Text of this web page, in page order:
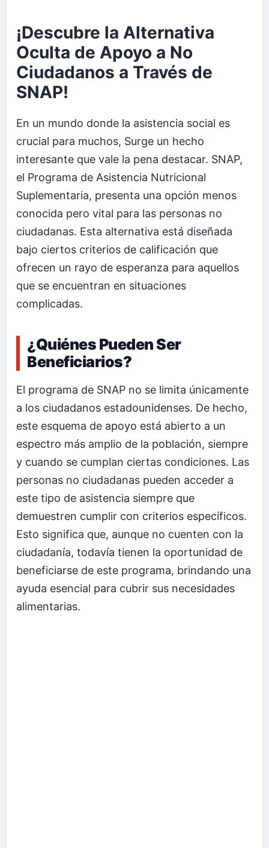
¡Descubre la Alternativa
Oculta de Apoyo a No
Ciudadanos a Través de
SNAP!
En un mundo donde la asistencia social es
crucial para muchos, Surge un hecho
interesante que vale la pena destacar. SNAP,
el Programa de Asistencia Nutricional
Suplementaria, presenta una opción menos
conocida pero vital para las personas no
ciudadanas. Esta alternativa está diseñada
bajo ciertos criterios de calificación que
ofrecen un rayo de esperanza para aquellos
que se encuentran en situaciones
complicadas.
¿Quiénes Pueden Ser
Beneficiarios?
El programa de SNAP no se limita únicamente
a los ciudadanos estadounidenses. De hecho,
este esquema de apoyo está abierto a un
espectro más amplio de la población, siempre
y cuando se cumplan ciertas condiciones. Las
personas no ciudadanas pueden acceder a
este tipo de asistencia siempre que
demuestren cumplir con criterios específicos.
Esto significa que, aunque no cuenten con la
ciudadanía, todavía tienen la oportunidad de
beneficiarse de este programa, brindando una
ayuda esencial para cubrir sus necesidades
alimentarias.